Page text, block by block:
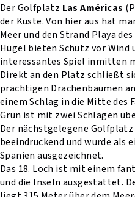
Der Golfplatz Las Américas
der Küste. Von hier aus hat
Meer und den Strand Playa
Hügel bieten Schutz vor Wind
interessantes Spiel inmitten
Direkt an den Platz schließt
prächtigen Drachenbäumen
einem Schlag in die Mitte des
Grün ist mit zwei Schlägen
Der nächstgelegene
beeindruckend und wurde als
Spanien ausgezeichnet.
Das 18. Loch ist mit einem
und die Inseln ausgestattet.